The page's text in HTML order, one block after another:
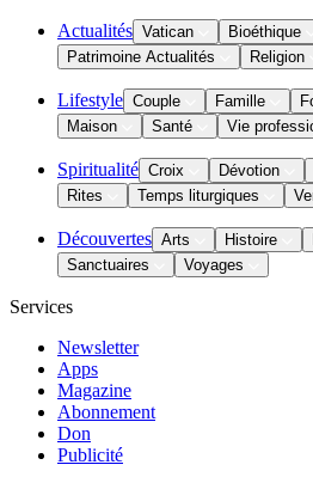
Actualités Vatican Bioéthique
Patrimoine Actualités
Religion
Lifestyle Couple Famille
Maison
Santé Vie
Spiritualité Croix Dévotion
Rites
Temps liturgiques
Découvertes Arts Histoire
Sanctuaires
Voyages
Services
Newsletter
Apps
Magazine
Abonnement
Don
Publicité